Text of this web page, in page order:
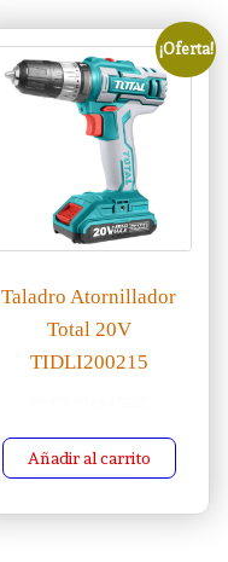
¡Oferta!
Taladro Atornillador
Total 20V
TIDLI200215
Añadir al carrito